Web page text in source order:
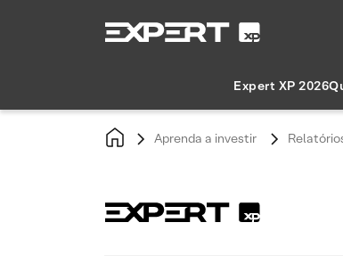
Expert XP 2026
Aprenda a investir